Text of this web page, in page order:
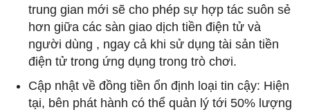
trung gian mới sẽ cho phép sự hợp tác suôn sẻ
hơn giữa các sàn giao dịch tiền điện tử và
người dùng , ngay cả khi sử dụng tài sản tiền
điện tử trong ứng dụng trong trò chơi.
Cập nhật về đồng tiền ổn định loại tin cậy: Hiện
tại, bên phát hành có thể quản lý tới 50% lượng